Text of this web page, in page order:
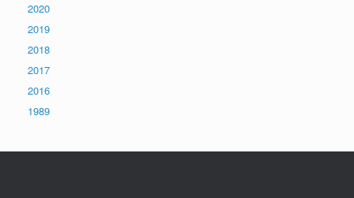
2020
2019
2018
2017
2016
1989